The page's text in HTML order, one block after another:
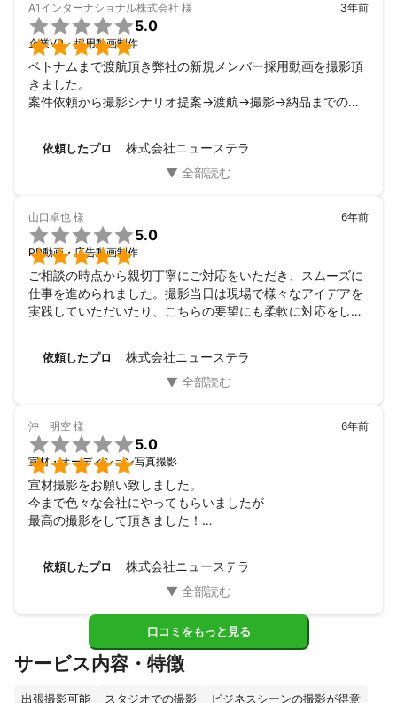
2023　四国コンテンツ映像フェスタ2023　プロ・セミプロ・自
治体部門　最優秀賞
2024　フェローズクリエイティブコンテスト WebCM部門　グラ
ンプリ
アピールポイント
----------------------
済み)や、陸上での一眼ムービー、スキューバダイビングによる水
手く読み取ってもらった映像に仕上りました。
自分の活動や、イベントなどの告知・宣伝に、動画の力は本
当に素晴らしいです‼︎写真では伝えられないものを確実に視
聴者に伝えてくれますが、その動画がきちんと伝えたい内容
になっているのかそれが最も重要であると思いますので、ニ
ューステラさんの依頼側の思いや、考え方に寄り添いながら
す。
作ってもらえて本当に良かったです、ありがとうございまし
A1インターナショナル株式会社 様


5.0
企業VP・採用動画制作
3年前
ベトナムまで渡航頂き弊社の新規メンバー採用動画を撮影頂
きました。
案件依頼から撮影シナリオ提案→渡航→撮影→納品までの全
み取って頂き動画にして頂けました。
今後も会社の作品として残る大事な動画ですのでこちらの意
依頼したプロ 株式会社ニューステラ
山口卓也 様


5.0
PR動画・広告動画制作
6年前
ご相談の時点から親切丁寧にご対応をいただき、スムーズに
仕事を進められました。撮影当日は現場で様々なアイデアを
実践していただいたり、こちらの要望にも柔軟に対応をして
結果、本当によい作品に仕上げていただく事が出来ました。
編集から納品までも驚くほどスピーディー且つ丁寧なお仕事
依頼したプロ 株式会社ニューステラ
沖 明空 様


5.0
宣材・オーディション写真撮影
6年前
宣材撮影をお願い致しました。
今まで色々な会社にやってもらいましたが
最高の撮影をして頂きました！
③依頼日に上級ヘアーメイクさんも早期手配
④openしたばかりのスタジオ(レンタル)で
とても顧客サービスが良くたいへん満足いたしました。
依頼したプロ 株式会社ニューステラ
口コミをもっと見る
サービス内容・特徴
出張撮影可能 スタジオでの撮影 ビジネスシーンの撮影が得意